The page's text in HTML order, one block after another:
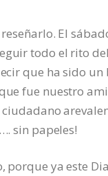
El
todo el rito
que ha sido
fue nuestro
sin papeles!
porque ya este